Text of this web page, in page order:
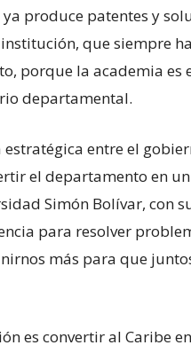
produce patentes y
que siempre
porque la academia es
departamental.
entre el
el departamento en
Simón Bolívar, con
para resolver
más para que
es convertir al Caribe